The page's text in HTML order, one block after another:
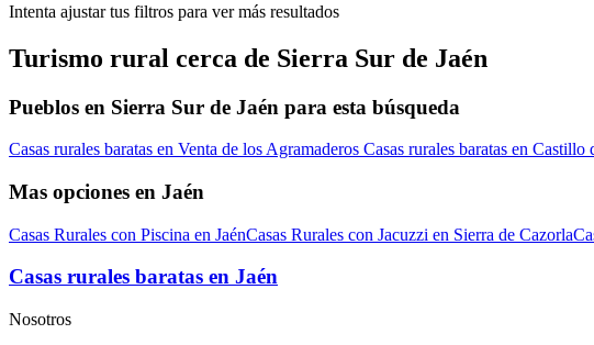
Intenta ajustar tus filtros para ver más resultados
Turismo rural cerca de Sierra Sur de Jaén
Pueblos en Sierra Sur de Jaén para esta búsqueda
Casas rurales baratas en Venta de los Agramaderos Casas rurales baratas en Castillo
Mas opciones en Jaén
Casas Rurales con Piscina en JaénCasas Rurales con Jacuzzi en Sierra de Cazorla
Casas rurales baratas en Jaén
Nosotros